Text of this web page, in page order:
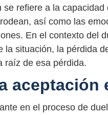
se refiere a la
así como las
En el contexto del
la situación, la pérdida
raíz de esa pérdida.
aceptación
en el proceso de